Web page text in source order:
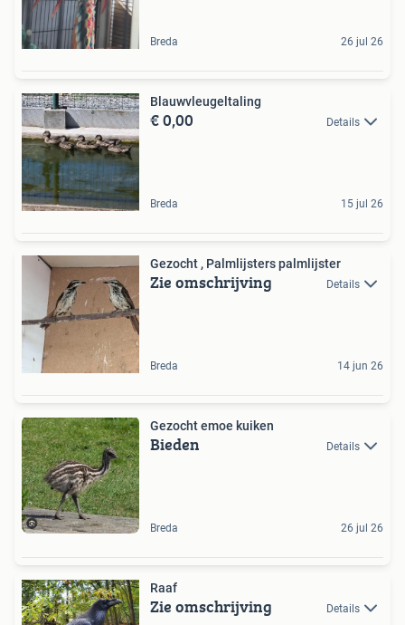
Breda 26 jul 26
Blauwvleugeltaling
€ 0,00 Details
Breda 15 jul 26
Gezocht , Palmlijsters palmlijster
Zie omschrijving Details
Breda 14 jun 26
Gezocht emoe kuiken
Bieden Details
Breda 26 jul 26
Raaf
Zie omschrijving Details